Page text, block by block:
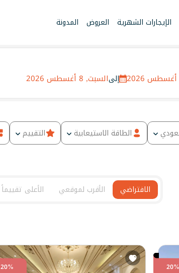
الإيجارات الشهرية العروض المدونة
إلىالسبت, 8 أغسطس 2026
الطاقة الاستيعابية التقييم
الافتراضي الأقرب لموقعي الأعلى تقييماً
20%
20%